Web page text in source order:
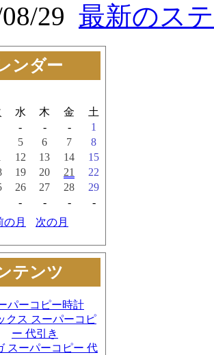
29 最新のス
ンダー
水 木 金
土
- - -
1
5 6 7
8
12 13 14
15
19 20 21
22
26 27 28
29
- - -
-
の月
次の月
テンツ
パーコピー時計
クス スーパーコピ
ー 代引き
スーパーコピー 代